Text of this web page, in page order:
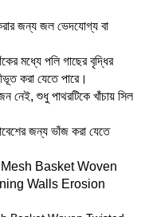
জন্য জল ভেদযোগ্য বা
মধ্যে পলি গাছের বৃদ্ধির
করা যেতে পারে।
নেই, শুধু পাথরটিকে খাঁচায় সিল
জন্য ভাঁজ করা যেতে